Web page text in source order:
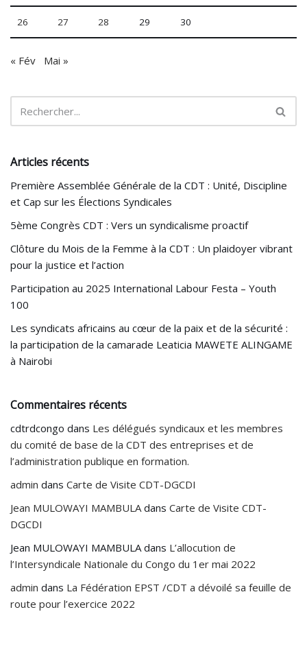
26 27 28 29 30
« Fév Mai »
Articles récents
Première Assemblée Générale de la CDT : Unité, Discipline
et Cap sur les Élections Syndicales
5ème Congrès CDT : Vers un syndicalisme proactif
Clôture du Mois de la Femme à la CDT : Un plaidoyer vibrant
pour la justice et l’action
Participation au 2025 International Labour Festa – Youth
100
Les syndicats africains au cœur de la paix et de la sécurité :
la participation de la camarade Leaticia MAWETE ALINGAME
à Nairobi
Commentaires récents
cdtrdcongo dans Les délégués syndicaux et les membres
du comité de base de la CDT des entreprises et de
l’administration publique en formation.
admin dans Carte de Visite CDT-DGCDI
Jean MULOWAYI MAMBULAdans Carte de Visite CDT-
DGCDI
Jean MULOWAYI MAMBULAdans L’allocution de
l’Intersyndicale Nationale du Congo du 1er mai 2022
admin dans La Fédération EPST /CDT a dévoilé sa feuille de
route pour l’exercice 2022